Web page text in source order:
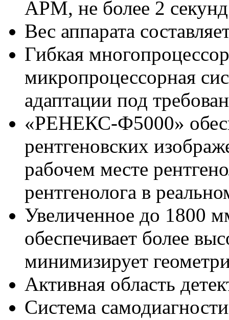
АРМ, не более 2
Вес аппарата
Гибкая
микропроцессорная
адаптации под
«РЕНЕКС-Ф5000»
рентгеновских
рабочем месте
рентгенолога в
Увеличенное до 1800
обеспечивает более
минимизирует
Активная область
Система